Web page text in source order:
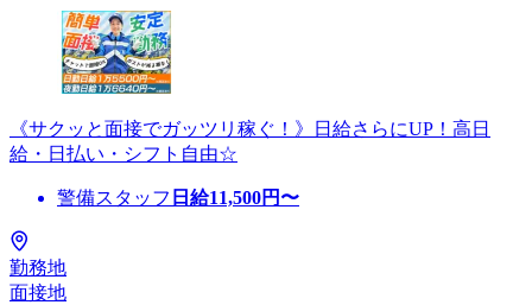
《サクッと面接でガッツリ稼ぐ！》日給さらにUP！高日
給・日払い・シフト自由☆
警備スタッフ 日給11,500円〜
勤務地
面接地